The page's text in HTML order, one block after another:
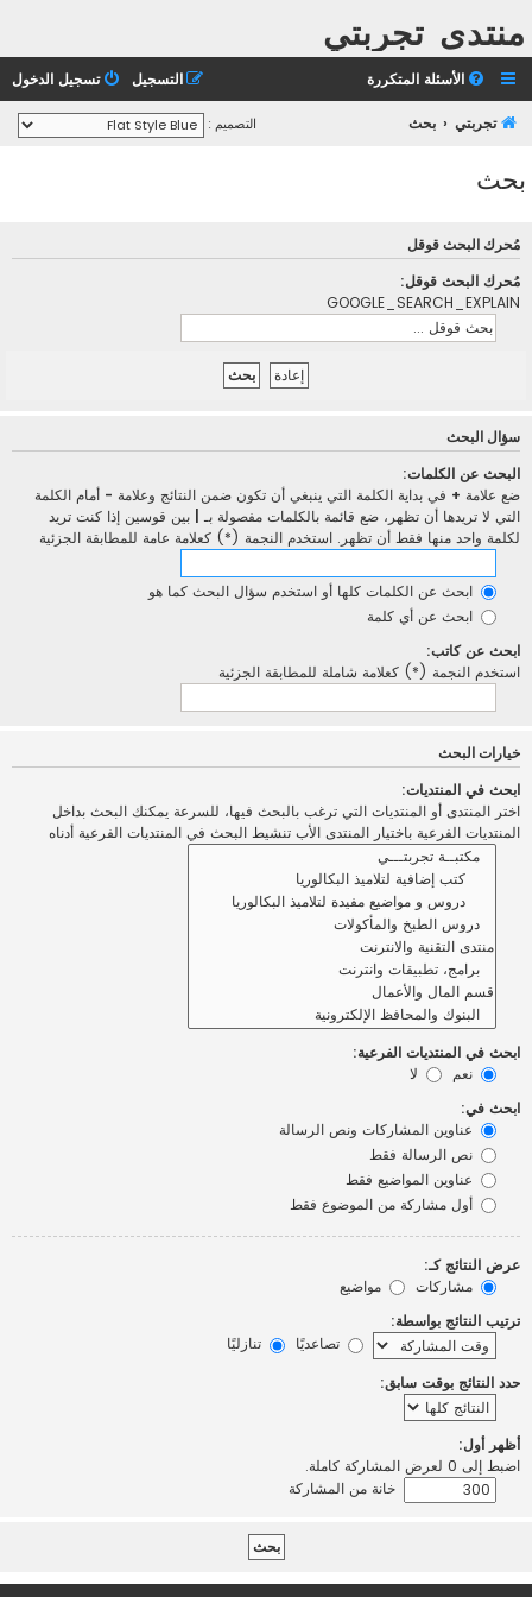
منتدى تجربتي
الأسئلة المتكررة تسجيل الدخول التسجيل
تجربتي بحث التصميم :
بحث
مُحرك البحث قوقل
مُحرك البحث قوقل:
GOOGLE_SEARCH_EXPLAIN
سؤال البحث
البحث عن الكلمات:
ضع علامة + في بداية الكلمة التي ينبغي أن تكون ضمن النتائج وعلامة - أمام الكلمة
التي لا تريدها أن تظهر، ضع قائمة بالكلمات مفصولة بـ
بين قوسين إذا كنت تريد
لكلمة واحد منها فقط أن تظهر. استخدم النجمة (*) كعلامة عامة للمطابقة الجزئية
ابحث عن الكلمات كلها أو استخدم سؤال البحث كما هو
ابحث عن أي كلمة
ابحث عن كاتب:
استخدم النجمة (*) كعلامة شاملة للمطابقة الجزئية
خيارات البحث
ابحث في المنتديات:
اختر المنتدى أو المنتديات التي ترغب بالبحث فيها، للسرعة يمكنك البحث بداخل
المنتديات الفرعية باختيار المنتدى الأب تنشيط البحث في المنتديات الفرعية أدناه
ابحث في المنتديات الفرعية:
نعم
لا
ابحث في:
عناوين المشاركات ونص الرسالة
نص الرسالة فقط
عناوين المواضيع فقط
أول مشاركة من الموضوع فقط
عرض النتائج كـ:
مشاركات
مواضيع
ترتيب النتائج بواسطة:
تصاعديًا
تنازليًا
حدد النتائج بوقت سابق:
أظهر أول:
اضبط إلى 0 لعرض المشاركة كاملة.
خانة من المشاركة